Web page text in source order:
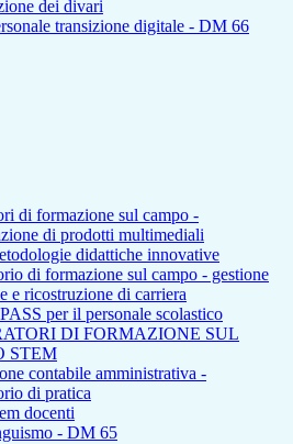
dei divari
transizione digitale - DM 66
di formazione sul campo -
di prodotti multimediali
didattiche innovative
di formazione sul campo - gestione
e ricostruzione di carriera
per il personale scolastico
DI FORMAZIONE SUL
STEM
contabile amministrativa -
di pratica
docenti
- DM 65